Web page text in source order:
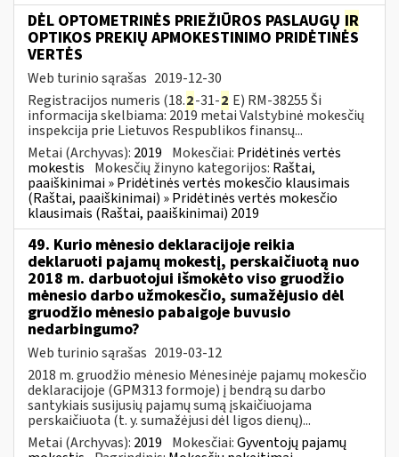
DĖL OPTOMETRINĖS PRIEŽIŪROS PASLAUGŲ IR
OPTIKOS PREKIŲ APMOKESTINIMO PRIDĖTINĖS
VERTĖS
Web turinio sąrašas 2019-12-30
Registracijos numeris (18.2-31-2 E) RM-38255 Ši
informacija skelbiama: 2019 metai Valstybinė mokesčių
inspekcija prie Lietuvos Respublikos finansų...
Metai (Archyvas): 2019 Mokesčiai: Pridėtinės vertės
mokestis Mokesčių žinyno kategorijos: Raštai,
paaiškinimai » Pridėtinės vertės mokesčio klausimais
(Raštai, paaiškinimai) » Pridėtinės vertės mokesčio
klausimais (Raštai, paaiškinimai) 2019
49. Kurio mėnesio deklaracijoje reikia
deklaruoti pajamų mokestį, perskaičiuotą nuo
2018 m. darbuotojui išmokėto viso gruodžio
mėnesio darbo užmokesčio, sumažėjusio dėl
gruodžio mėnesio pabaigoje buvusio
nedarbingumo?
Web turinio sąrašas 2019-03-12
2018 m. gruodžio mėnesio Mėnesinėje pajamų mokesčio
deklaracijoje (GPM313 formoje) į bendrą su darbo
santykiais susijusių pajamų sumą įskaičiuojama
perskaičiuota (t. y. sumažėjusi dėl ligos dienų)...
Metai (Archyvas): 2019 Mokesčiai:Gyventojų pajamų